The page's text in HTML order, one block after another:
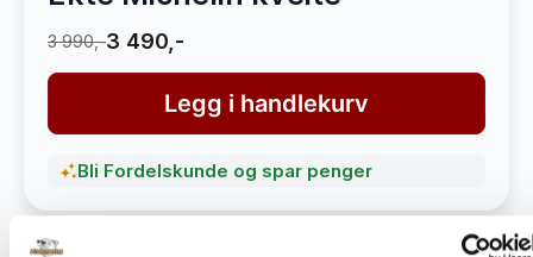
3 990,-3 490,-
Legg i handlekurv
Bli Fordelskunde og spar penger